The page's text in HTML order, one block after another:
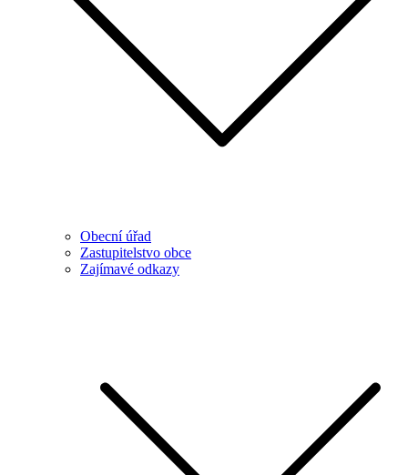
Obecní úřad
Zastupitelstvo obce
Zajímavé odkazy